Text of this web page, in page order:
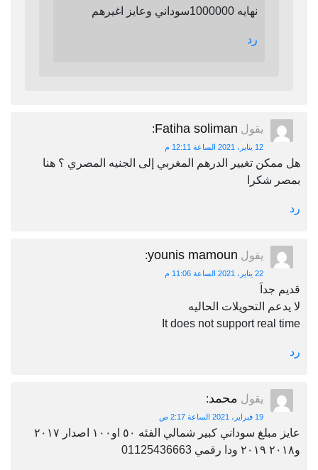
نهايه 1000000سوداني وعايز اغيرهم
رد
يقول Fatiha soliman
:
12 يناير، 2021 الساعة 12:11 م
هل ممكن تغيير الدرهم المغربي إلى الجنيه المصري ؟ هنا
بمصر شكرا
رد
يقول younis mamoun
:
22 يناير، 2021 الساعة 11:06 م
قديم جداَ
لا يدعم التحويلات الحاليه
It does not support real time
رد
يقول محمد:
19 فبراير، 2021 الساعة 2:17 ص
عايز مبلغ سوداني كبير شمالي الفئه ٥٠ او١٠٠ اصدار ٢٠١٧
و٢٠١٨ ٢٠١٩ ودا رقمي 01125436663